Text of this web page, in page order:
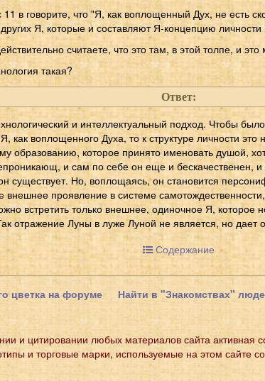
11 в говорите, что "Я, как воплощенный Дух, не есть
Я, которые и составляют Я-концепцию личности
считаете, что это там, в этой толпе, и
такая?
Ответ:
и интеллектуальный подход. Чтобы
как воплощенного Духа, то к структуре личности
образованию, которое принято именовать душой,
и сам по себе он еще и бескачественен, и
он существует. Но, воплощаясь, он становится
внешнее проявление в системе
встретить только внешнее, одиночное Я, которое
отражение Луны в луже Луной не является, но дает
Содержание
цветка на форуме Найти в "Знакомствах"
и цитировании любых материалов сайта активная
и торговые марки, используемые на этом сайте